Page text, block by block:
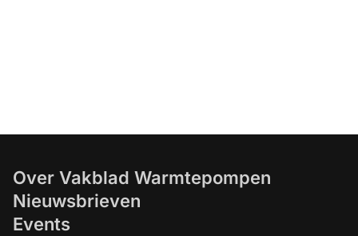
Over Vakblad Warmtepompen
Nieuwsbrieven
Events